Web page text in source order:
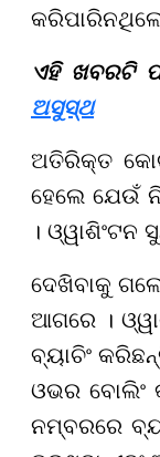
ଏହି ଖବରଟି
ଅସୁସ୍ଥ
ଅତିରିକ୍ତ
ହେଲେ ଯେଉଁ
। ଓ୍ୱାଶିଂଟନ
ଦେଖିବାକୁ
ଆଗରେ ।
ବ୍ୟାଚିଂ
ଓଭର
ନମ୍ବରରେ